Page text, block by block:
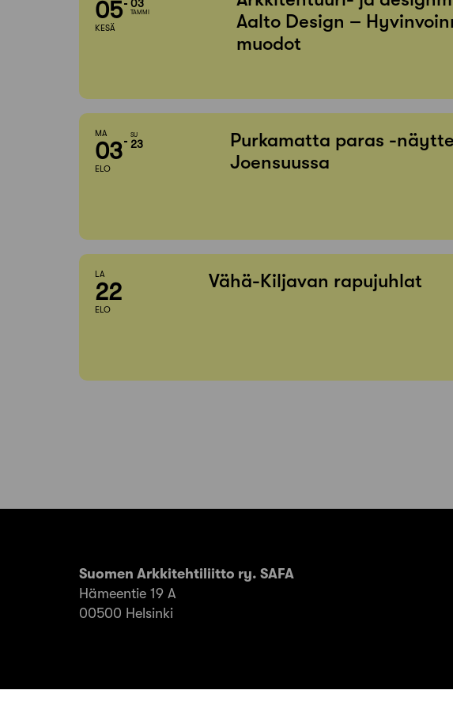
05
KESÄ
03
TAMMI
Aalto Design –
muodot
MA
03
ELO
SU
23
Purkamatta paras -
Joensuussa
LA
22
ELO
Vähä-Kiljavan rapujuhlat
Suomen Arkkitehtiliitto ry. SAFA
Hämeentie 19 A
00500 Helsinki